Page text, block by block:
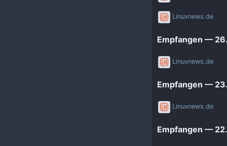
Linuxnews.de
Empfangen —
Linuxnews.de
Empfangen —
Linuxnews.de
Empfangen —